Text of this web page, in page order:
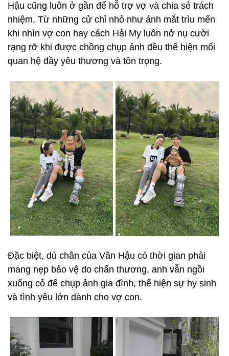
Hậu cũng luôn ở gần để hỗ trợ vợ và chia sẻ trách
nhiệm. Từ những cử chỉ nhỏ như ánh mắt trìu mến
khi nhìn vợ con hay cách Hải My luôn nở nụ cười
rạng rỡ khi được chồng chụp ảnh đều thể hiện mối
quan hệ đầy yêu thương và tôn trọng.
Đặc biệt, dù chân của Văn Hậu có thời gian phải
mang nẹp bảo vệ do chấn thương, anh vẫn ngồi
xuống cỏ để chụp ảnh gia đình, thể hiện sự hy sinh
và tình yêu lớn dành cho vợ con.